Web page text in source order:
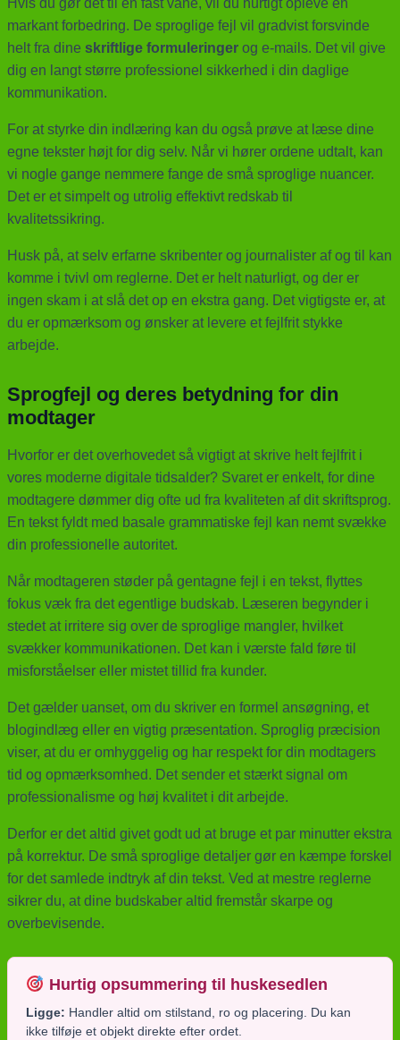
markant forbedring. De sproglige fejl vil gradvist forsvinde
helt fra dine skriftlige formuleringer og e-mails. Det vil give
dig en langt større professionel sikkerhed i din daglige
kommunikation.
For at styrke din indlæring kan du også prøve at læse dine
egne tekster højt for dig selv. Når vi hører ordene udtalt, kan
vi nogle gange nemmere fange de små sproglige nuancer.
Det er et simpelt og utrolig effektivt redskab til
kvalitetssikring.
Husk på, at selv erfarne skribenter og journalister af og til kan
komme i tvivl om reglerne. Det er helt naturligt, og der er
ingen skam i at slå det op en ekstra gang. Det vigtigste er, at
du er opmærksom og ønsker at levere et fejlfrit stykke
arbejde.
Sprogfejl og deres betydning for din
modtager
Hvorfor er det overhovedet så vigtigt at skrive helt fejlfrit i
vores moderne digitale tidsalder? Svaret er enkelt, for dine
modtagere dømmer dig ofte ud fra kvaliteten af dit skriftsprog.
En tekst fyldt med basale grammatiske fejl kan nemt svække
din professionelle autoritet.
Når modtageren støder på gentagne fejl i en tekst, flyttes
fokus væk fra det egentlige budskab. Læseren begynder i
stedet at irritere sig over de sproglige mangler, hvilket
svækker kommunikationen. Det kan i værste fald føre til
misforståelser eller mistet tillid fra kunder.
Det gælder uanset, om du skriver en formel ansøgning, et
blogindlæg eller en vigtig præsentation. Sproglig præcision
viser, at du er omhyggelig og har respekt for din modtagers
tid og opmærksomhed. Det sender et stærkt signal om
professionalisme og høj kvalitet i dit arbejde.
Derfor er det altid givet godt ud at bruge et par minutter ekstra
på korrektur. De små sproglige detaljer gør en kæmpe forskel
for det samlede indtryk af din tekst. Ved at mestre reglerne
sikrer du, at dine budskaber altid fremstår skarpe og
overbevisende.
Hurtig opsummering til huskesedlen
Ligge: Handler altid om stilstand, ro og placering. Du kan
ikke tilføje et objekt direkte efter ordet.